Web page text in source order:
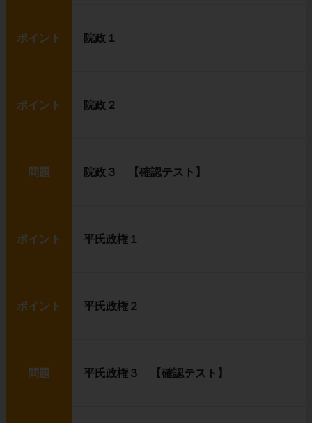
ポイント 院政１
ポイント 院政２
問題 院政３ 【確認テスト】
ポイント 平氏政権１
ポイント 平氏政権２
問題 平氏政権３ 【確認テスト】